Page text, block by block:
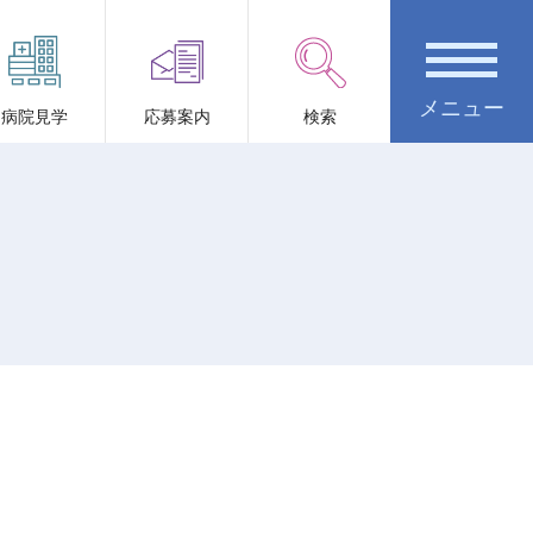
病院見学 応募案内 検索